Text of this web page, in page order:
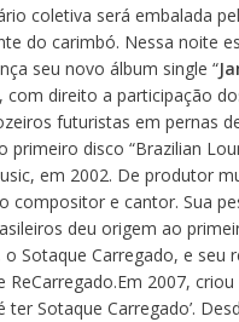
coletiva será embalada
do carimbó. Nessa noite
seu novo álbum single “
com direito a participação
futuristas em pernas
primeiro disco “Brazilian
em 2002. De produtor
compositor e cantor. Sua
deu origem ao
Sotaque Carregado, e seu
ReCarregado.Em 2007, criou
ter Sotaque Carregado’.